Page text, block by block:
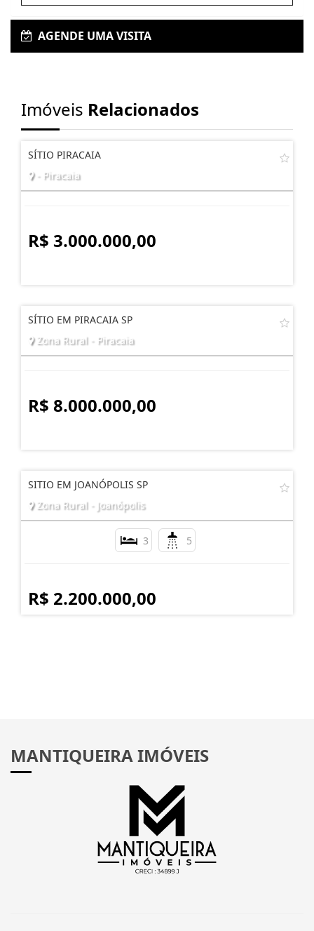
AGENDE UMA VISITA
Imóveis Relacionados
SÍTIO PIRACAIA
- Piracaia
R$ 3.000.000,00
SÍTIO EM PIRACAIA SP
Zona Rural - Piracaia
R$ 8.000.000,00
SITIO EM JOANÓPOLIS SP
Zona Rural - Joanópolis
3 5
R$ 2.200.000,00
MANTIQUEIRA IMÓVEIS